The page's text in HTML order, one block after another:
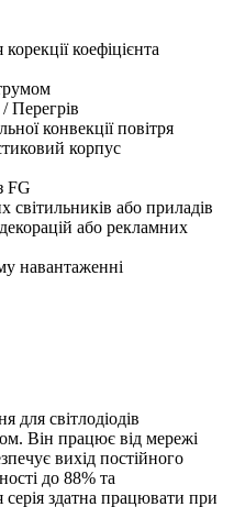
коефіцієнта
Перегрів
конвекції повітря
корпус
FG
світильників або приладів
або рекламних
навантаженні
світлодіодів
Він працює від мережі
вихід постійного
до 88% та
серія здатна працювати при